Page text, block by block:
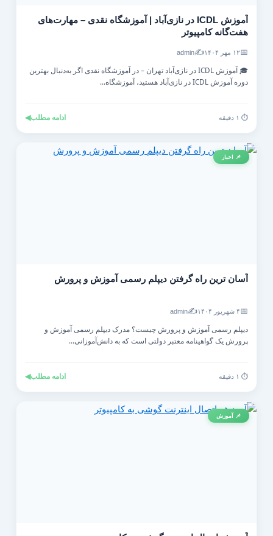
آموزش ICDL در نازی‌آباد | آموزشگاه نقدی – مهارت‌های
هفت‌گانه کامپیوتر
۱۲ مهر ۱۴۰۴ ✍️
admin
🎓 آموزش ICDL در نازی‌آباد تهران – در آموزشگاه نقدی اگر به‌دنبال بهترین
دوره آموزش ICDL در نازی‌آباد هستید، آموزشگاه...
ادامه مطلب◀
📌 اخبار
آسان ترین راه گرفتن دیپلم رسمی آموزش و پرورش
۴ شهریور ۱۴۰۴ ✍️
admin
دیپلم رسمی آموزش و پرورش چیست؟ مدرک دیپلم رسمی آموزش و
پرورش یک گواهینامه معتبر دولتی است که به دانش‌آموزانی...
ادامه مطلب◀
📌 آموزش